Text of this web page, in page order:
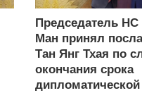
Председатель НС
Ман принял
Тан Янг Тхая по
окончания срока